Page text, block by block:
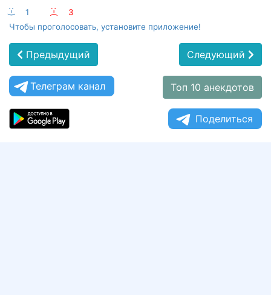
:-) 1 :-(
3
Чтобы проголосовать, установите приложение!
Предыдущий Следующий
Телеграм канал Топ 10 анекдотов
Поделиться